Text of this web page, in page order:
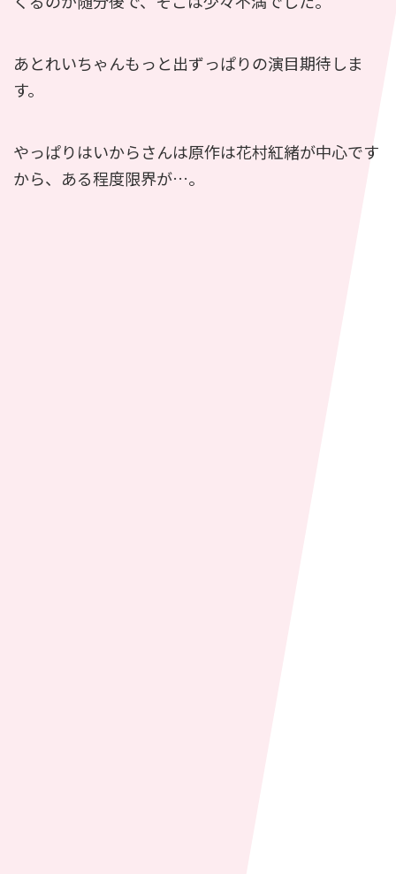
あとれいちゃんもっと出ずっぱりの演目期待しま
す。
やっぱりはいからさんは原作は花村紅緒が中心です
から、ある程度限界が…。